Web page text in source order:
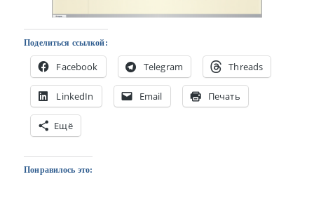
Поделиться ссылкой:
Facebook Telegram Threads
LinkedIn Email Печать
Ещё
Понравилось это: